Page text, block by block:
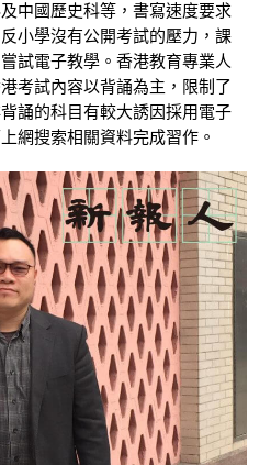
中國歷史科等，書寫速度要求
小學沒有公開考試的壓力，課
試電子教學。香港教育專業人
考試內容以背誦為主，限制了
誦的科目有較大誘因採用電子
網搜索相關資料完成習作。